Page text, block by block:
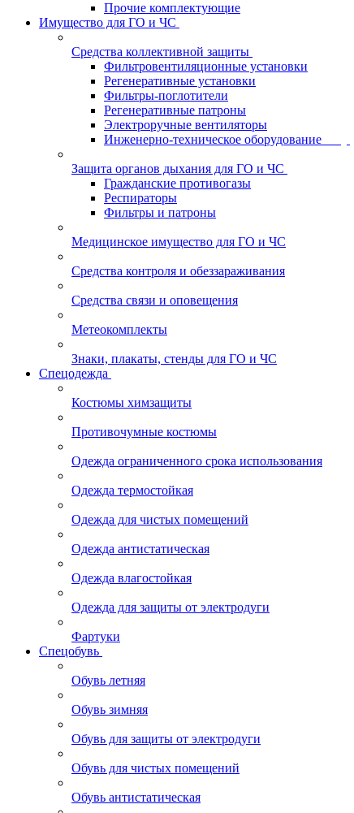
Прочие комплектующие
Имущество для ГО и ЧС
Средства коллективной защиты
Фильтровентиляционные установки
Регенеративные установки
Фильтры-поглотители
Регенеративные патроны
Электроручные вентиляторы
Инженерно-техническое оборудование
Защита органов дыхания для ГО и ЧС
Гражданские противогазы
Респираторы
Фильтры и патроны
Медицинское имущество для ГО и ЧС
Средства контроля и обеззараживания
Средства связи и оповещения
Метеокомплекты
Знаки, плакаты, стенды для ГО и ЧС
Спецодежда
Костюмы химзащиты
Противочумные костюмы
Одежда ограниченного срока использования
Одежда термостойкая
Одежда для чистых помещений
Одежда антистатическая
Одежда влагостойкая
Одежда для защиты от электродуги
Фартуки
Спецобувь
Обувь летняя
Обувь зимняя
Обувь для защиты от электродуги
Обувь для чистых помещений
Обувь антистатическая